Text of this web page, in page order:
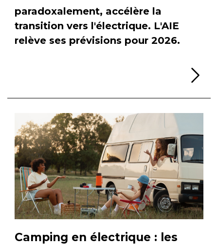
paradoxalement, accélère la
transition vers l'électrique. L'AIE
relève ses prévisions pour 2026.
Camping en électrique : les